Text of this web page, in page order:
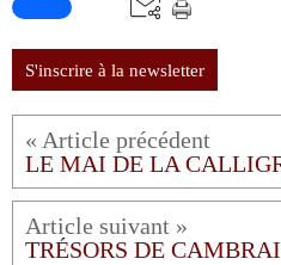
S'inscrire à la newsletter
TRÉSORS DE CAMBRAI